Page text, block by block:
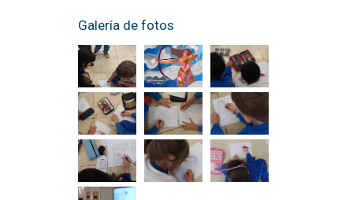
Galería de fotos